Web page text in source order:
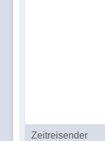
Zeitreisender